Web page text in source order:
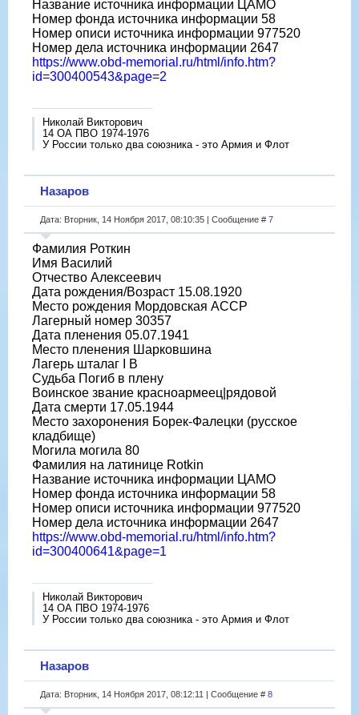
Название источника информации ЦАМО
Номер фонда источника информации 58
Номер описи источника информации 977520
Номер дела источника информации 2647
https://www.obd-memorial.ru/html/info.htm?
id=300400543&page=2
Николай Викторович
14 ОА ПВО 1974-1976
У России только два союзника - это Армия и Флот
Назаров
Дата: Вторник, 14 Ноября 2017, 08:10:35 | Сообщение # 7
Фамилия Роткин
Имя Василий
Отчество Алексеевич
Дата рождения/Возраст 15.08.1920
Место рождения Мордовская АССР
Лагерный номер 30357
Дата пленения 05.07.1941
Место пленения Шарковшина
Лагерь шталаг I B
Судьба Погиб в плену
Воинское звание красноармеец|рядовой
Дата смерти 17.05.1944
Место захоронения Борек-Фалецки (русское
кладбище)
Могила могила 80
Фамилия на латинице Rotkin
Название источника информации ЦАМО
Номер фонда источника информации 58
Номер описи источника информации 977520
Номер дела источника информации 2647
https://www.obd-memorial.ru/html/info.htm?
id=300400641&page=1
Николай Викторович
14 ОА ПВО 1974-1976
У России только два союзника - это Армия и Флот
Назаров
Дата: Вторник, 14 Ноября 2017, 08:12:11 | Сообщение # 8